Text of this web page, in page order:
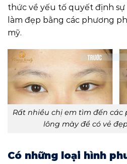
thức về yếu tố quyết định
làm đẹp bằng các phương
mỹ.
Rất nhiều chị em tìm đến
lông mày để có vẻ
Có những loại hình